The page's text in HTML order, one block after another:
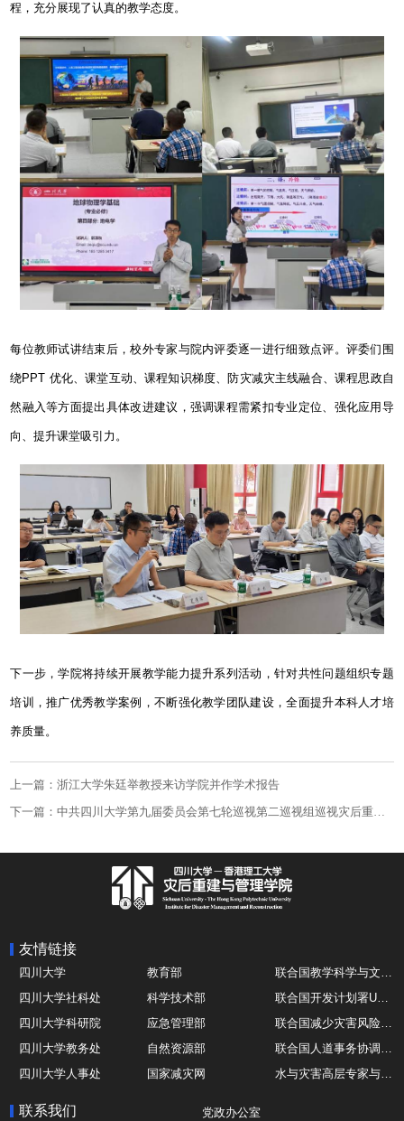
程，充分展现了认真的教学态度。
每位教师试讲结束后，校外专家与院内评委逐一进行细致点评。评委们围
绕PPT 优化、课堂互动、课程知识梯度、防灾减灾主线融合、课程思政自
然融入等方面提出具体改进建议，强调课程需紧扣专业定位、强化应用导
向、提升课堂吸引力。
下一步，学院将持续开展教学能力提升系列活动，针对共性问题组织专题
培训，推广优秀教学案例，不断强化教学团队建设，全面提升本科人才培
养质量。
上一篇：浙江大学朱廷举教授来访学院并作学术报告
下一篇：中共四川大学第九届委员会第七轮巡视第二巡视组巡视灾后重建与管理学院党总支工作动员会召开
友情链接
四川大学 教育部
四川大学社科处
科学技术部
联合国开发计划署UNDP
四川大学科研院
应急管理部
联合国减少灾害风险办公室UNDRR
四川大学教务处
自然资源部
四川大学人事处
国家减灾网
水与灾害高层专家与领导组 HELP
联系我们 党政办公室